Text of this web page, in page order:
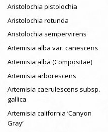
Aristolochia pistolochia
Aristolochia rotunda
Aristolochia sempervirens
Artemisia alba var. canescens
Artemisia alba (Compositae)
Artemisia arborescens
Artemisia caerulescens subsp.
gallica
Artemisia california ‘Canyon
Gray’